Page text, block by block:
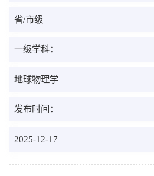
省/市级
一级学科：
地球物理学
发布时间：
2025-12-17